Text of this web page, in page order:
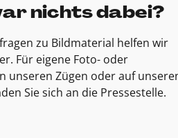
nichts dabei?
zu Bildmaterial helfen wir
Für eigene Foto- oder
unseren Zügen oder auf
Sie sich an die Pressestelle.